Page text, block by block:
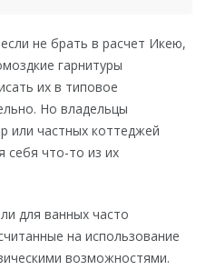
не брать в расчет Икею,
гарнитуры
их в типовое
Но владельцы
или частных коттеджей
себя что-то из их
для ванных часто
на использование
возможностями.